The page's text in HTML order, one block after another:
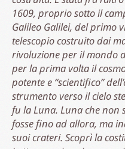
1609, proprio sotto il
Galileo Galilei, del primo
telescopio costruito dai
rivoluzione per il mondo
per la prima volta il
potente e “scientifico”
strumento verso il cielo
fu la Luna. Luna che non
fosse fino ad allora, ma
suoi crateri. Scoprì la